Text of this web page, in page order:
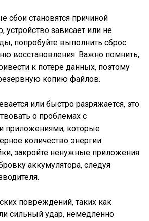
сбои становятся причиной
устройство зависает или не
попробуйте выполнить сброс
восстановления. Важно помнить,
к потере данных, поэтому
копию файлов.
или быстро разряжается, это
о проблемах с
приложениями, которые
количество энергии.
закройте ненужные приложения
аккумулятора, следуя
повреждений, таких как
сильный удар, немедленно